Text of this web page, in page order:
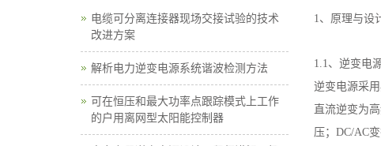
1、原理与设
1.1、逆变电
逆变电源采
直流逆变为
压；DC/AC
电缆可分离连接器现场交接试验的技术
改进方案
解析电力逆变电源系统谐波检测方法
可在恒压和最大功率点跟踪模式上工作
的户用离网型太阳能控制器